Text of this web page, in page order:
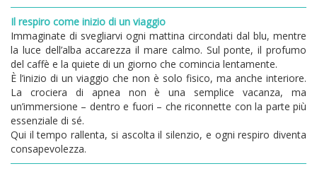
Il respiro come inizio di un viaggio
Immaginate di svegliarvi ogni mattina circondati dal blu, mentre
la luce dell’alba accarezza il mare calmo. Sul ponte, il profumo
del caffè e la quiete di un giorno che comincia lentamente.
È l’inizio di un viaggio che non è solo fisico, ma anche interiore.
La crociera di apnea non è una semplice vacanza, ma
un’immersione – dentro e fuori – che riconnette con la parte più
essenziale di sé.
Qui il tempo rallenta, si ascolta il silenzio, e ogni respiro diventa
consapevolezza.